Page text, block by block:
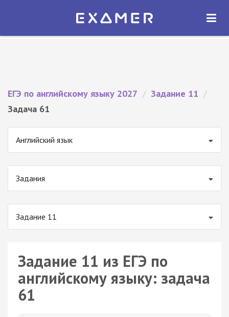
Экзамер — ЕГЭ 2027
ОТКРЫТЬ
ЕГЭ по английскому языку 2027 / Задание 11 /
Задача 61
Английский язык
Задания
Задание 11
Задание 11 из ЕГЭ по
английскому языку: задача
61